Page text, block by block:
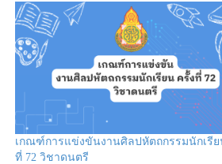
เกณฑ์การแข่งขันงานศิลปหัตถกรรมนักเรีย
ที่ 72 วิชาดนตรี